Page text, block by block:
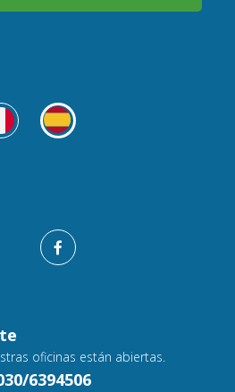
oficinas están abiertas.
6394506